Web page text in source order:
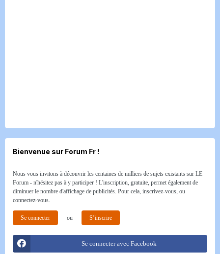
Bienvenue sur Forum Fr !
Nous vous invitons à découvrir les centaines de milliers de sujets existants sur LE
Forum - n'hésitez pas à y participer ! L'inscription, gratuite, permet également de
diminuer le nombre d'affichage de publicités. Pour cela, inscrivez-vous, ou
connectez-vous.
Se connecter ou S’inscrire
Se connecter avec Facebook